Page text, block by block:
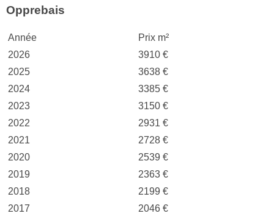
Opprebais
Année
Prix m²
2026
3910 €
2025
3638 €
2024
3385 €
2023
3150 €
2022
2931 €
2021
2728 €
2020
2539 €
2019
2363 €
2018
2199 €
2017
2046 €